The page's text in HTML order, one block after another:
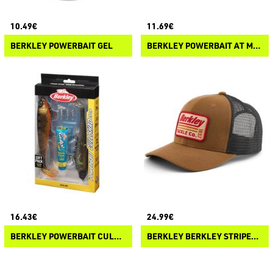
10.49€
BERKLEY POWERBAIT GEL
11.69€
BERKLEY POWERBAIT AT MINNOW
16.43€
BERKLEY POWERBAIT CULLSHAD LIMITED GIFT PACK
24.99€
BERKLEY BERKLEY STRIPER TRUCKER